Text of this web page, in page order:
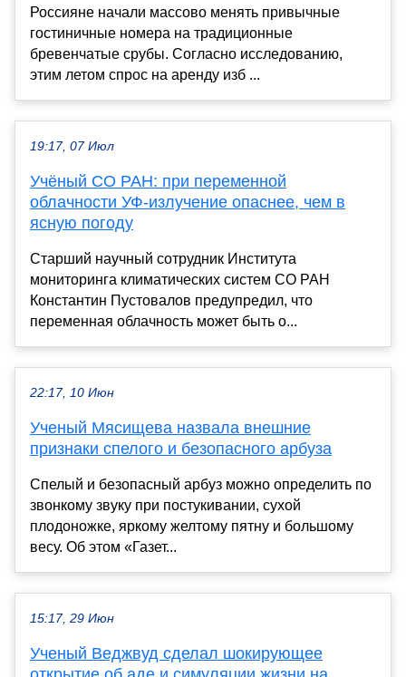
Россияне начали массово менять привычные
гостиничные номера на традиционные
бревенчатые срубы. Согласно исследованию,
этим летом спрос на аренду изб ...
19:17, 07 Июл
Учёный СО РАН: при переменной
облачности УФ-излучение опаснее, чем в
ясную погоду
Старший научный сотрудник Института
мониторинга климатических систем СО РАН
Константин Пустовалов предупредил, что
переменная облачность может быть о...
22:17, 10 Июн
Ученый Мясищева назвала внешние
признаки спелого и безопасного арбуза
Спелый и безопасный арбуз можно определить по
звонкому звуку при постукивании, сухой
плодоножке, яркому желтому пятну и большому
весу. Об этом «Газет...
15:17, 29 Июн
Ученый Веджвуд сделал шокирующее